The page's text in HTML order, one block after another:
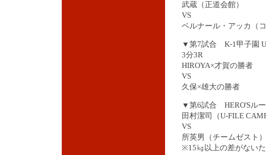
武蔵（正道会館）
VS
ベルナール・アッカ（
▼第7試合 K-1甲子園
3分3R
HIROYA×才賀の勝者
VS
久保×雄大の勝者
▼第6試合 HERO'Sル
田村潔司（U-FILE
VS
所英男（チームゼスト）
※15㎏以上の差がない